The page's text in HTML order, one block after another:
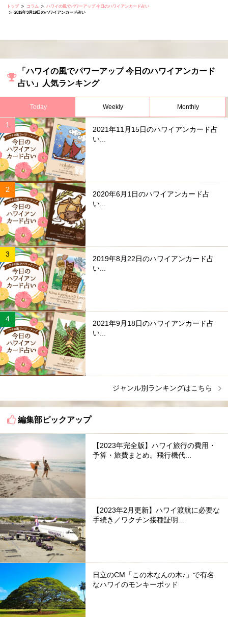
トップ コラム
ハワイの風でパワーアップ 今日のハワイアンカード占い
2019年3月19日のハワイアンカード占い
「ハワイの風でパワーアップ 今日のハワイアンカード
占い」人気ランキング
Today Weekly Monthly
2021年11月15日のハワイアンカード占
い...
2020年6月1日のハワイアンカード占
い...
2019年8月22日のハワイアンカード占
い...
2021年9月18日のハワイアンカード占
い...
ジャンル別ランキングはこちら
編集部ピックアップ
【2023年完全版】ハワイ旅行の費用・
予算・旅費まとめ。飛行機代...
【2023年2月更新】ハワイ渡航に必要な
手続き／ワクチン接種証明...
日立のCM「この木なんの木♪」で有名
なハワイのモンキーポッド